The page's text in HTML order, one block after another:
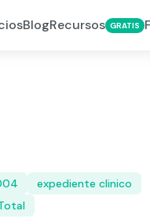
BlogRecursos GRATIS
expediente clinico